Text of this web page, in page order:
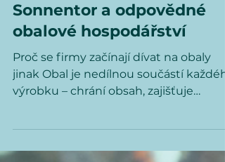
Zabalené s respektem:
Sonnentor a odpovědné
obalové hospodářství
Proč se firmy začínají dívat na obaly
jinak Obal je nedílnou součástí
manipulaci, nese značku....